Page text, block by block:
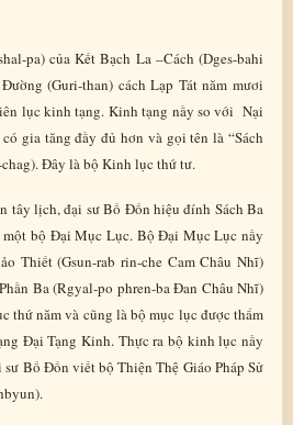
pa) của Kết Bạch La –Cách (Dges-bahi
(Guri-than) cách Lạp Tát năm mươi
lục kinh tạng. Kinh tạng nầy so với Nại
gia tăng đầy đủ hơn và gọi tên là “Sách
Đây là bộ Kinh lục thứ tư.
tây lịch, đại sư Bố Đốn hiệu đính Sách Ba
bộ Đại Mục Lục. Bộ Đại Mục Lục nầy
Thiết (Gsun-rab rin-che Cam Châu Nhĩ)
Ba (Rgyal-po phren-ba Đan Châu Nhĩ)
thứ năm và cũng là bộ mục lục được thẩm
Đại Tạng Kinh. Thực ra bộ kinh lục nầy
Bố Đốn viết bộ Thiện Thệ Giáo Pháp Sử